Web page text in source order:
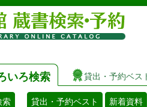
いろ検索 貸出・予約ベス
索 貸出・予約ベスト 新着資料